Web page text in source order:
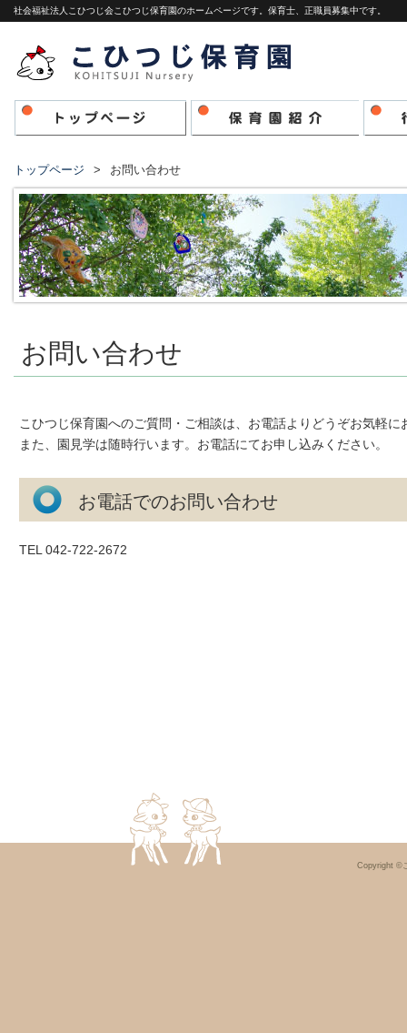
社会福祉法人こひつじ会こひつじ保育園のホームページです。保育士、正職員募集中です。
トップページ お問い合わせ
お問い合わせ
こひつじ保育園へのご質問・ご相談は、お電話よりどうぞお気軽に
また、園見学は随時行います。お電話にてお申し込みください。
お電話でのお問い合わせ
TEL 042-722-2672
Copyright ©